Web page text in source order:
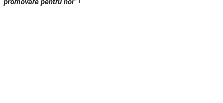
promovare pentru noi”!